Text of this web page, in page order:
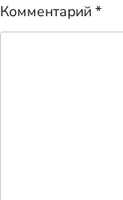
Комментарий *